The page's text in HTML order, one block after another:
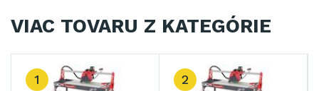
VIAC TOVARU Z KATEGÓRIE
1 2